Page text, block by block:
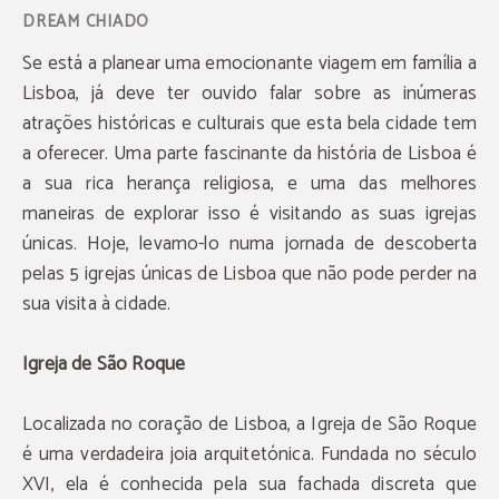
Se está a planear uma emocionante viagem em família a
Lisboa, já deve ter ouvido falar sobre as inúmeras
atrações históricas e culturais que esta bela cidade tem
a oferecer. Uma parte fascinante da história de Lisboa é
a sua rica herança religiosa, e uma das melhores
maneiras de explorar isso é visitando as suas igrejas
únicas. Hoje, levamo-lo numa jornada de descoberta
pelas 5 igrejas únicas de Lisboa que não pode perder na
sua visita à cidade.
Igreja de São Roque
Localizada no coração de Lisboa, a Igreja de São Roque
é uma verdadeira joia arquitetónica. Fundada no século
XVI, ela é conhecida pela sua fachada discreta que